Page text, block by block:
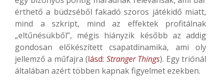
érthető a büdzséből fakadó szoros játékidő miatt,
mind a szkript, mind az effektek profitálnak
„eltűnésükből”, mégis hiányzik később az addig
gondosan előkészített csapatdinamika, ami oly
jellemző a műfajra (lásd: Stranger Things). Egy triónál
általában azért többen kapnak figyelmet ezekben.